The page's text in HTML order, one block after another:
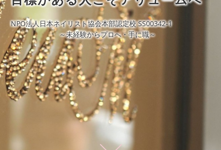
NPO法人日本ネイリスト協会本部認定校 SS00342-1
～未経験からプロへ・手に職～